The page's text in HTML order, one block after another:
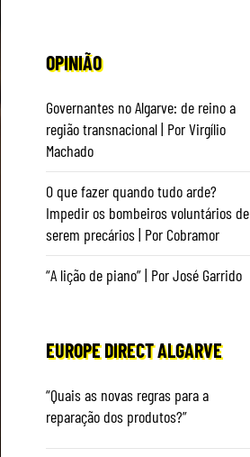
OPINIÃO
Governantes no Algarve: de reino a
região transnacional | Por Virgílio
Machado
O que fazer quando tudo arde?
Impedir os bombeiros voluntários de
serem precários | Por Cobramor
“A lição de piano” | Por José Garrido
EUROPE DIRECT ALGARVE
“Quais as novas regras para a
reparação dos produtos?”